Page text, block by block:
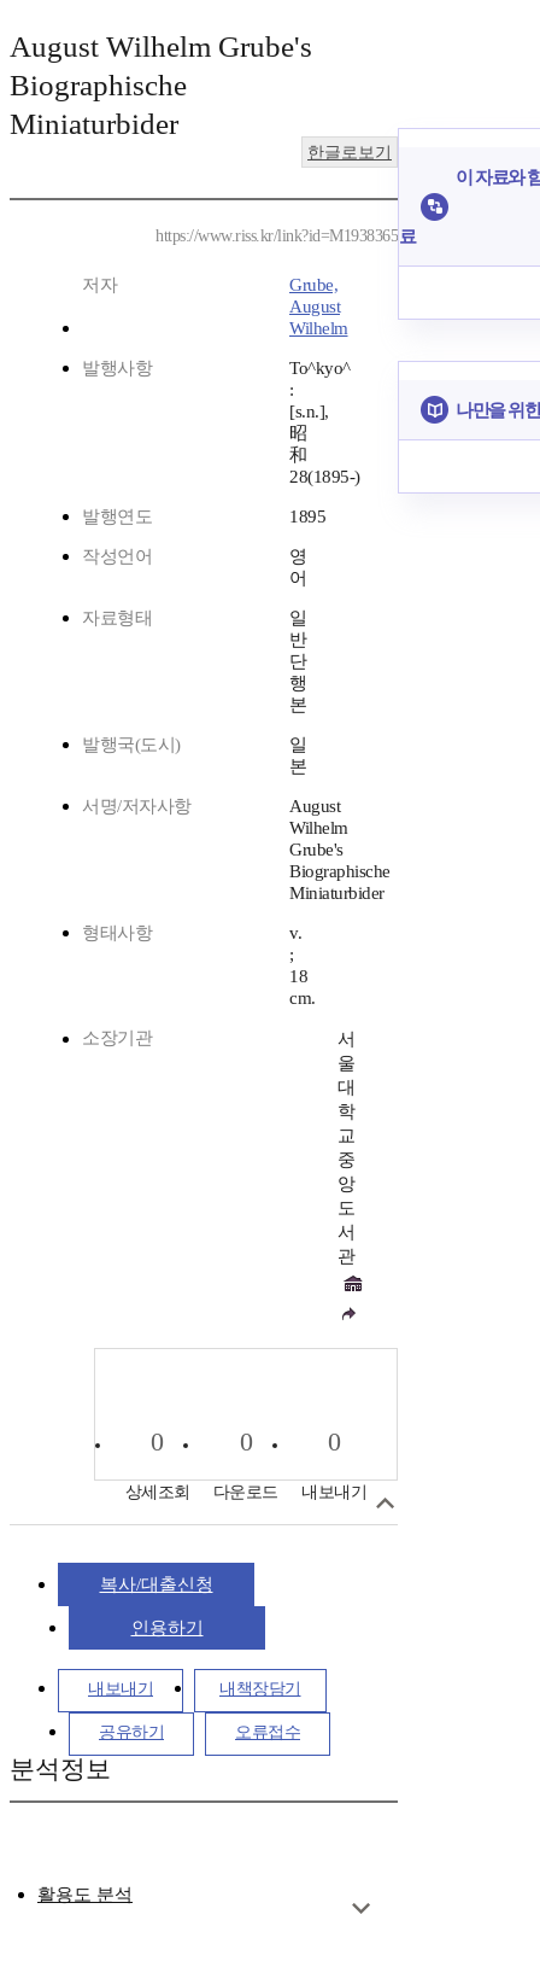
August Wilhelm Grube's
Biographische
Miniaturbider
한글로보기
https://www.riss.kr/link?id=M1938365
저자
Grube,
August
Wilhelm
발행사항
To^kyo^
:
[s.n.],
昭
和
28(1895-)
발행연도 1895
작성언어
영
어
자료형태
일
반
단
행
본
발행국(도시)
일
본
서명/저자사항
August
Wilhelm
Grube's
Biographische
Miniaturbider
형태사항
v.
;
18
cm.
소장기관
서
울
대
학
교
중
앙
도
서
관
0
상세조회
0
다운로드
0
내보내기
복사/대출신청
인용하기
내보내기 내책장담기
공유하기 오류접수
분석정보
활용도 분석
이 자료와
료
나만을 위